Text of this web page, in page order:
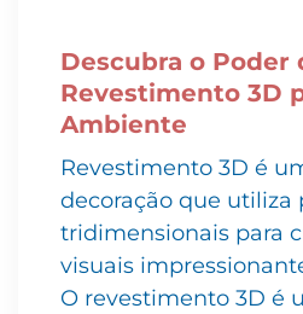
Descubra o Poder
Revestimento 3D
Ambiente
Revestimento 3D é
decoração que utiliza
tridimensionais para
visuais
O revestimento 3D é